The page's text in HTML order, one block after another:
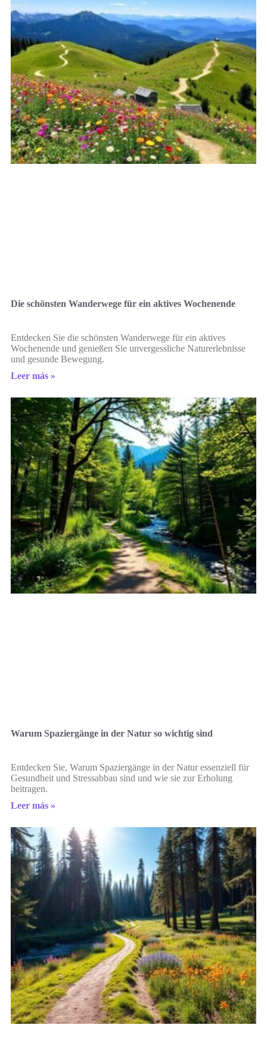
Die schönsten Wanderwege für ein aktives Wochenende
Entdecken Sie die schönsten Wanderwege für ein aktives
Wochenende und genießen Sie unvergessliche Naturerlebnisse
und gesunde Bewegung.
Leer más »
Warum Spaziergänge in der Natur so wichtig sind
Entdecken Sie, Warum Spaziergänge in der Natur essenziell für
Gesundheit und Stressabbau sind und wie sie zur Erholung
beitragen.
Leer más »